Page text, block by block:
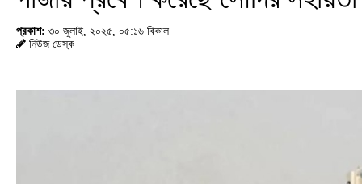
প্রকাশ: ৩০ জুলাই, ২০২৫, ০৫:১৬ বিকাল
নিউজ ডেস্ক